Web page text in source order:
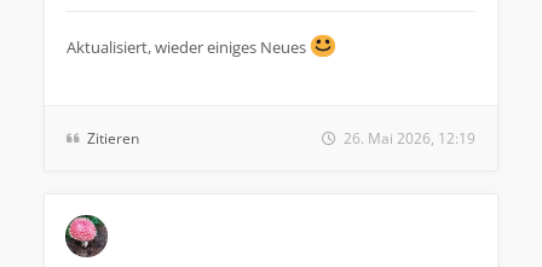
Aktualisiert, wieder einiges Neues
Zitieren 26. Mai 2026, 12:19